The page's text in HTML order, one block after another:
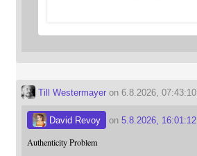
Till Westermayeron 6.8.2026, 07:43:10
David Revoy on 5.8.2026, 16:01:12
Authenticity Problem